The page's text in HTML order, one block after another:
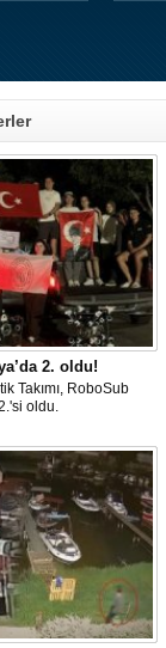
2. oldu!
Takımı, RoboSub
oldu.